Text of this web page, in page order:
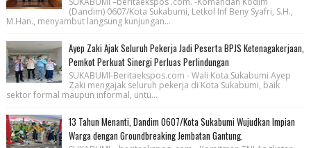
(Dandim) 0607/Kota Sukabumi, Letkol Inf Beny Syafri, S.H.,
M.Han., menyambut langsung kunjungan...
Ayep Zaki Ajak Seluruh Pekerja Jadi Peserta BPJS Ketenagakerjaan,
Pemkot Perkuat Sinergi Perluas Perlindungan
SUKABUMI-Beritaekspos.com - Wali Kota Sukabumi Ayep
Zaki mengajak seluruh pekerja di Kota Sukabumi, baik
sektor formal maupun informal, untu...
13 Tahun Menanti, Dandim 0607/Kota Sukabumi Wujudkan Impian
Warga dengan Groundbreaking Jembatan Gantung.